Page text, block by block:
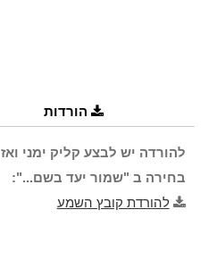
הורדות
להורדה יש לבצע קליק ימני ואז
בחירה ב "שמור יעד בשם...":
להורדת קובץ השמע